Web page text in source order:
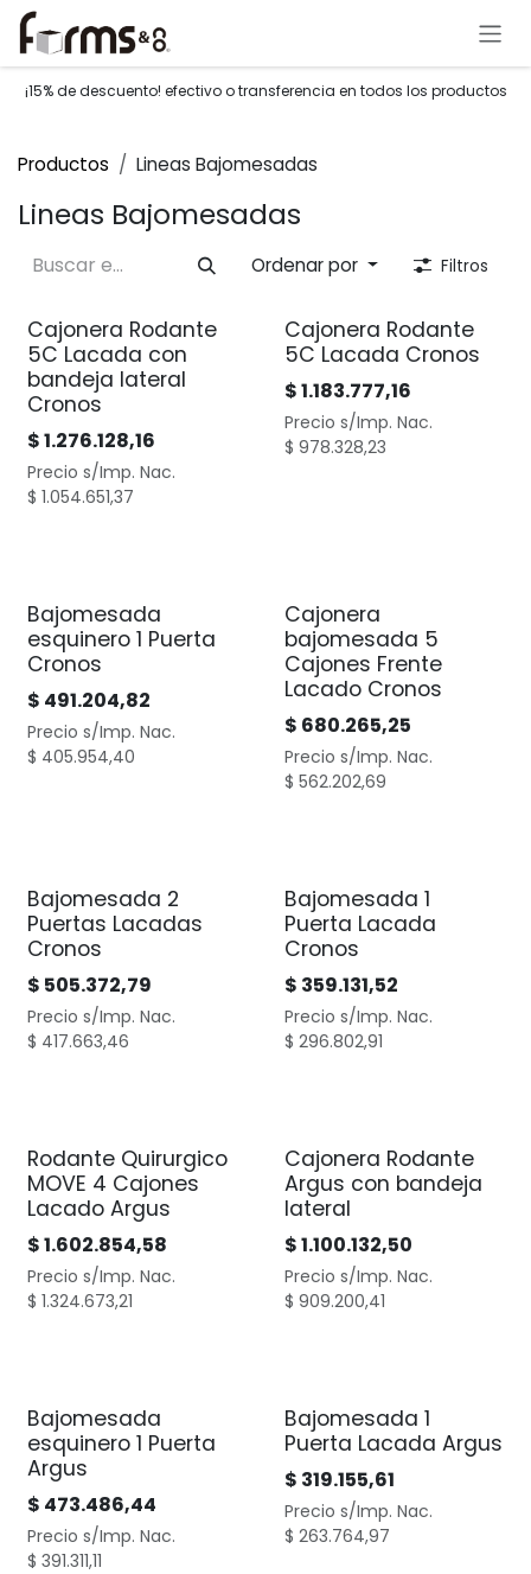
Ir al contenido
¡15% de descuento! efectivo o transferencia en todos los productos
Productos Lineas Bajomesadas
Lineas Bajomesadas
Ordenar por Filtros
Cajonera Rodante
5C Lacada con
bandeja lateral
Cronos
$1.276.128,16
Precio s/Imp. Nac.
$ 1.054.651,37
Cajonera Rodante
5C Lacada Cronos
$1.183.777,16
Precio s/Imp. Nac.
$ 978.328,23
Bajomesada
esquinero 1 Puerta
Cronos
$ 491.204,82
Precio s/Imp. Nac.
$ 405.954,40
Cajonera
bajomesada 5
Cajones Frente
Lacado Cronos
$ 680.265,25
Precio s/Imp. Nac.
$ 562.202,69
Bajomesada 2
Puertas Lacadas
Cronos
$ 505.372,79
Precio s/Imp. Nac.
$ 417.663,46
Bajomesada 1
Puerta Lacada
Cronos
$ 359.131,52
Precio s/Imp. Nac.
$ 296.802,91
Rodante Quirurgico
MOVE 4 Cajones
Lacado Argus
$1.602.854,58
Precio s/Imp. Nac.
$ 1.324.673,21
Cajonera Rodante
Argus con bandeja
lateral
$1.100.132,50
Precio s/Imp. Nac.
$ 909.200,41
Bajomesada
esquinero 1 Puerta
Argus
$ 473.486,44
Precio s/Imp. Nac.
$ 391.311,11
Bajomesada 1
Puerta Lacada Argus
$ 319.155,61
Precio s/Imp. Nac.
$ 263.764,97